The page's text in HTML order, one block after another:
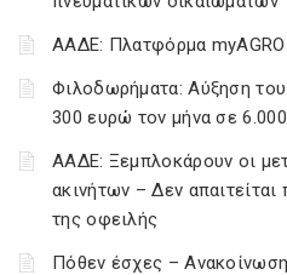
ΑΑΔΕ: Πλατφόρμα myAGRO
Φιλοδωρήματα: Αύξηση
300 ευρώ τον μήνα σε
ΑΑΔΕ: Ξεμπλοκάρουν οι
ακινήτων – Δεν
της οφειλής
Πόθεν έσχες –